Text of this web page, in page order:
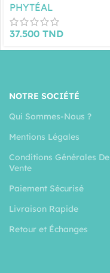
PHYTÉAL
37.500 TND
NOTRE SOCIÉTÉ
Qui Sommes-Nous ?
Mentions Légales
Conditions Générales De
Vente
Paiement Sécurisé
Livraison Rapide
Retour et Échanges